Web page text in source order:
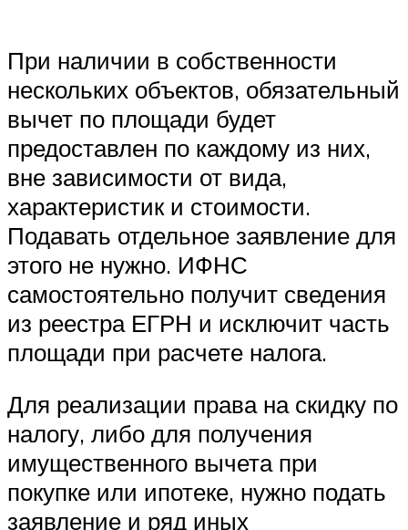
При наличии в собственности
нескольких объектов, обязательный
вычет по площади будет
предоставлен по каждому из них,
вне зависимости от вида,
характеристик и стоимости.
Подавать отдельное заявление для
этого не нужно. ИФНС
самостоятельно получит сведения
из реестра ЕГРН и исключит часть
площади при расчете налога.
Для реализации права на скидку по
налогу, либо для получения
имущественного вычета при
покупке или ипотеке, нужно подать
заявление и ряд иных